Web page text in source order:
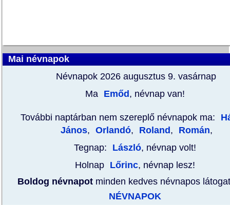
Mai névnapok
Névnapok 2026 augusztus 9. vasárnap
Ma Emőd , névnap van!
További naptárban nem szereplő névnapok ma:
János, Orlandó, Roland , Román,
Tegnap:
László, névnap volt!
Holnap Lőrinc, névnap lesz!
Boldog névnapotminden kedves névnapos
NÉVNAPOK